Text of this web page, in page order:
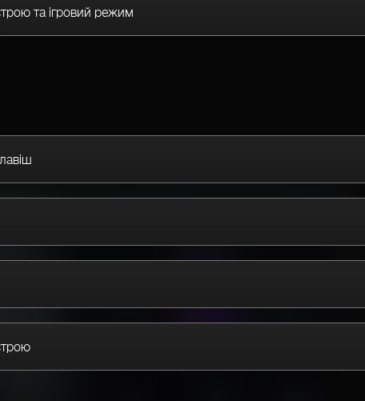
та ігровий режим